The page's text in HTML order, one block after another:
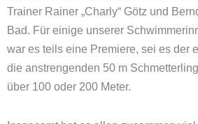
Trainer Rainer „Charly“ Götz und
Bad. Für einige unserer
war es teils eine Premiere, sei es der
die anstrengenden 50 m
über 100 oder 200 Meter.